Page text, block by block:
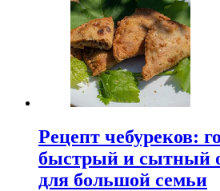
Рецепт чебуреков:
быстрый и сытный
для большой семьи